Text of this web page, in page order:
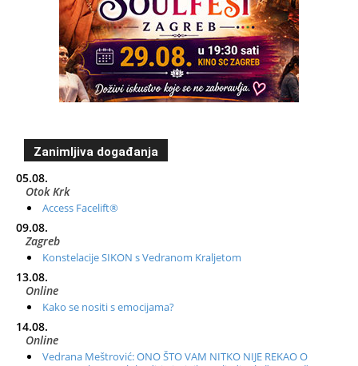
Zanimljiva događanja
05.08.
Otok Krk
Access Facelift®
09.08.
Zagreb
Konstelacije SIKON s Vedranom Kraljetom
13.08.
Online
Kako se nositi s emocijama?
14.08.
Online
Vedrana Meštrović: ONO ŠTO VAM NITKO NIJE REKAO O